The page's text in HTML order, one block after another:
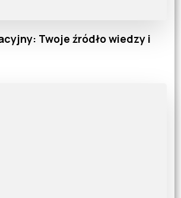
Twoje źródło wiedzy i